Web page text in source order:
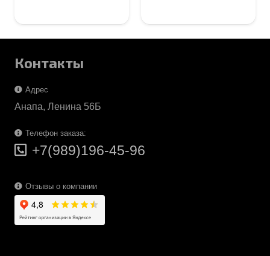
Контакты
Адрес
Анапа, Ленина 56Б
Телефон заказа:
+7(989)196-45-96
Отзывы о компании